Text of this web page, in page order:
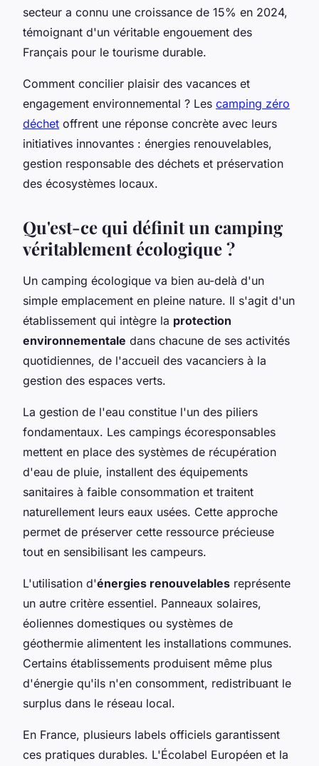
secteur a connu une croissance de 15% en 2024,
témoignant d'un véritable engouement des
Français pour le tourisme durable.
Comment concilier plaisir des vacances et
engagement environnemental ? Les camping zéro
déchet offrent une réponse concrète avec leurs
initiatives innovantes : énergies renouvelables,
gestion responsable des déchets et préservation
des écosystèmes locaux.
Qu'est-ce qui définit un camping
véritablement écologique ?
Un camping écologique va bien au-delà d'un
simple emplacement en pleine nature. Il s'agit d'un
établissement qui intègre la protection
environnementale dans chacune de ses activités
quotidiennes, de l'accueil des vacanciers à la
gestion des espaces verts.
La gestion de l'eau constitue l'un des piliers
fondamentaux. Les campings écoresponsables
mettent en place des systèmes de récupération
d'eau de pluie, installent des équipements
sanitaires à faible consommation et traitent
naturellement leurs eaux usées. Cette approche
permet de préserver cette ressource précieuse
tout en sensibilisant les campeurs.
L'utilisation d'énergies renouvelables représente
un autre critère essentiel. Panneaux solaires,
éoliennes domestiques ou systèmes de
géothermie alimentent les installations communes.
Certains établissements produisent même plus
d'énergie qu'ils n'en consomment, redistribuant le
surplus dans le réseau local.
En France, plusieurs labels officiels garantissent
ces pratiques durables. L'Écolabel Européen et la